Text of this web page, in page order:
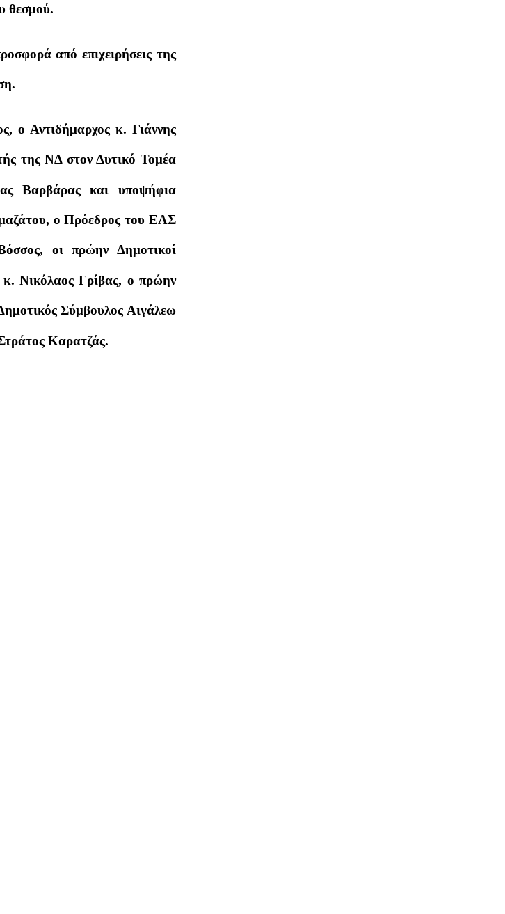
θεσμού.
από επιχειρήσεις της
ο Αντιδήμαρχος κ. Γιάννης
της ΝΔ στον Δυτικό Τομέα
Βαρβάρας και υποψήφια
ο Πρόεδρος του ΕΑΣ
οι πρώην Δημοτικοί
Νικόλαος Γρίβας, ο πρώην
Σύμβουλος Αιγάλεω
Καρατζάς.